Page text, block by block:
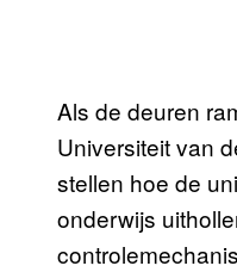
Als de deuren
Universiteit van
stellen hoe de
onderwijs